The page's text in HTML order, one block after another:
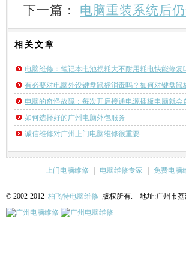
下一篇： 电脑重装系统后
相关 文章
电脑维修：笔记本电池损耗大不耐用耗电快能修复
有必要对电脑外设键盘鼠标消毒吗？如何对键盘鼠
电脑的奇怪故障：每次开启接通电源插板电脑就会
如何选择好的广州电脑外包服务
诚信维修对广州上门电脑维修很重要
上门电脑维修 电脑维修专家 免费电脑
© 2002-2012 柏飞特电脑维修 版权所有. 地址:广州市荔